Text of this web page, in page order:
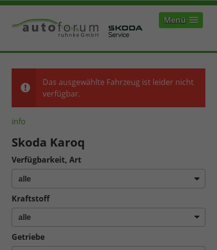
Menü
Das ausgewählte Fahrzeug ist leider nicht
verfügbar.
info
Skoda Karoq
Verfügbarkeit, Art
Kraftstoff
Getriebe